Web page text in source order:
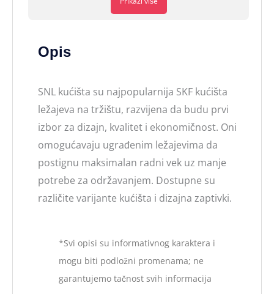
Opis
SNL kućišta su najpopularnija SKF kućišta
ležajeva na tržištu, razvijena da budu prvi
izbor za dizajn, kvalitet i ekonomičnost. Oni
omogućavaju ugrađenim ležajevima da
postignu maksimalan radni vek uz manje
potrebe za održavanjem. Dostupne su
različite varijante kućišta i dizajna zaptivki.
*Svi opisi su informativnog karaktera i
mogu biti podložni promenama; ne
garantujemo tačnost svih informacija